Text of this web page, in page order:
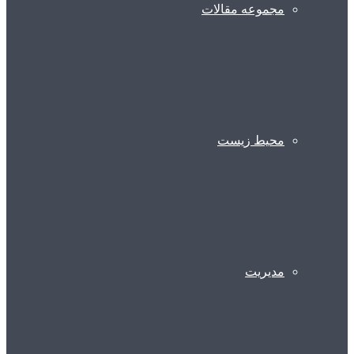
مجموعه مقالات
محیط زیست
مدیریت